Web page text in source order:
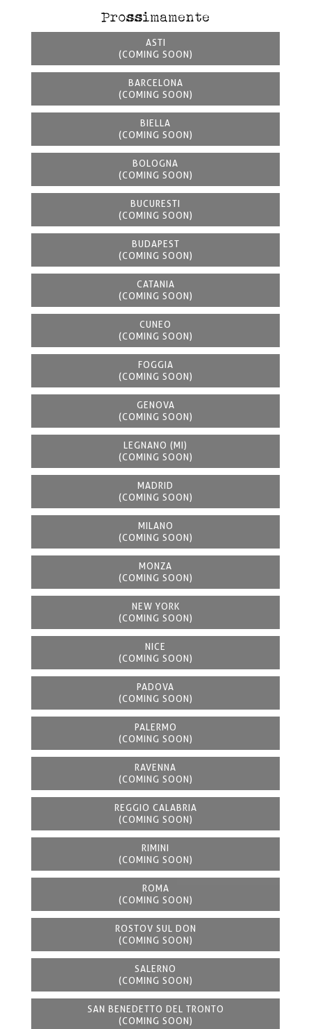
Prossimamente
ASTI
(COMING SOON)
BARCELONA
(COMING SOON)
BIELLA
(COMING SOON)
BOLOGNA
(COMING SOON)
BUCURESTI
(COMING SOON)
BUDAPEST
(COMING SOON)
CATANIA
(COMING SOON)
CUNEO
(COMING SOON)
FOGGIA
(COMING SOON)
GENOVA
(COMING SOON)
LEGNANO (MI)
(COMING SOON)
MADRID
(COMING SOON)
MILANO
(COMING SOON)
MONZA
(COMING SOON)
NEW YORK
(COMING SOON)
NICE
(COMING SOON)
PADOVA
(COMING SOON)
PALERMO
(COMING SOON)
RAVENNA
(COMING SOON)
REGGIO CALABRIA
(COMING SOON)
RIMINI
(COMING SOON)
ROMA
(COMING SOON)
ROSTOV SUL DON
(COMING SOON)
SALERNO
(COMING SOON)
SAN BENEDETTO DEL TRONTO
(COMING SOON)